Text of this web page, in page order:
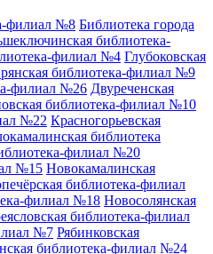
филиал №8 Библиотека города
библиотека-
филиал №4 Глубоковская
библиотека-филиал №9
филиал №26 Двуреченская
библиотека-филиал №10
№22 Красногорьевская
библиотека
филиал №20
№15 Новокамалинская
библиотека-филиал
филиал №18 Новосолянская
библиотека-филиал
№7 Рябинковская
библиотека-филиал №24